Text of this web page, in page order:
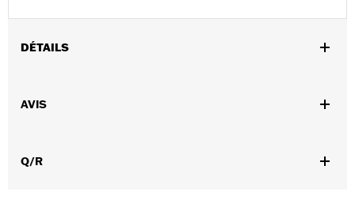
DÉTAILS
FLSTFB et FLSTFBS de 2000 à 2017 avec éclairage auxiliaire.
Custom P/N 68000051.
AVIS
Q/R